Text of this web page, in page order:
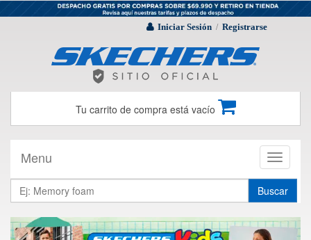
Iniciar Sesión / Registrarse
Tu carrito de compra está vacío
Toggle
Menu
Buscar
Previous Next